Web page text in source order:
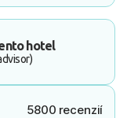
hotel
5800 recenzií